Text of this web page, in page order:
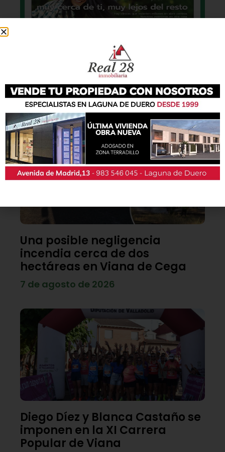
También podrás conseguir la revista en papel
gratuitaen todos los negocios
patrocinadores y en la Casa de las Artes.
Lo último
Una posible negligencia
incendia cerca de dos
hectáreas en Viana de Cega
7 de agosto de 2026
Diego Díez y Blanca Castaño se
imponen en la XI Carrera
Popular de Viana